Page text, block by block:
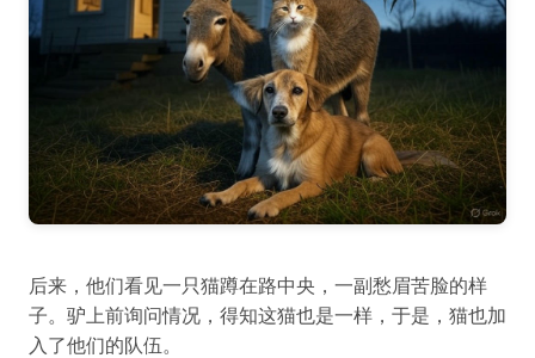
后来，他们看见一只猫蹲在路中央，一副愁眉苦脸的样
子。驴上前询问情况，得知这猫也是一样，于是，猫也加
入了他们的队伍。